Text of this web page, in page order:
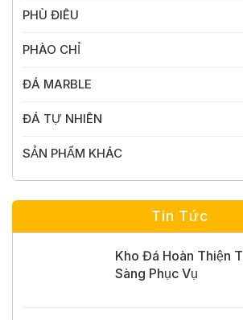
PHÙ ĐIÊU
PHÀO CHỈ
ĐÁ MARBLE
ĐÁ TỰ NHIÊN
SẢN PHẨM KHÁC
Tin Tức
Kho Đá Hoàn Thiện
Sàng Phục Vụ